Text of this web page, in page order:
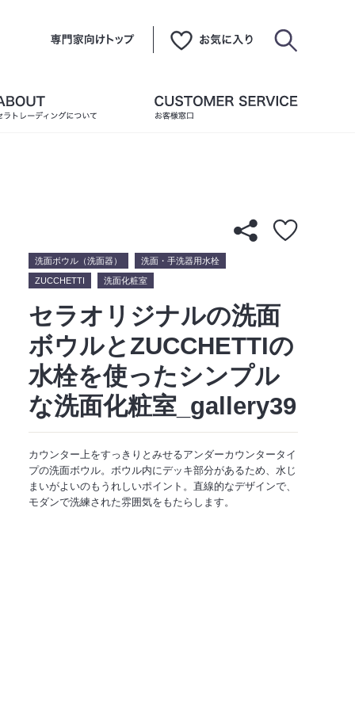
洗面ボウル（洗面器） 洗面・手洗器用水栓
ZUCCHETTI 洗面化粧室
セラオリジナルの洗面
ボウルとZUCCHETTIの
水栓を使ったシンプル
な洗面化粧室_gallery39
カウンター上をすっきりとみせるアンダーカウンタータイ
プの洗面ボウル。ボウル内にデッキ部分があるため、水じ
まいがよいのもうれしいポイント。直線的なデザインで、
モダンで洗練された雰囲気をもたらします。